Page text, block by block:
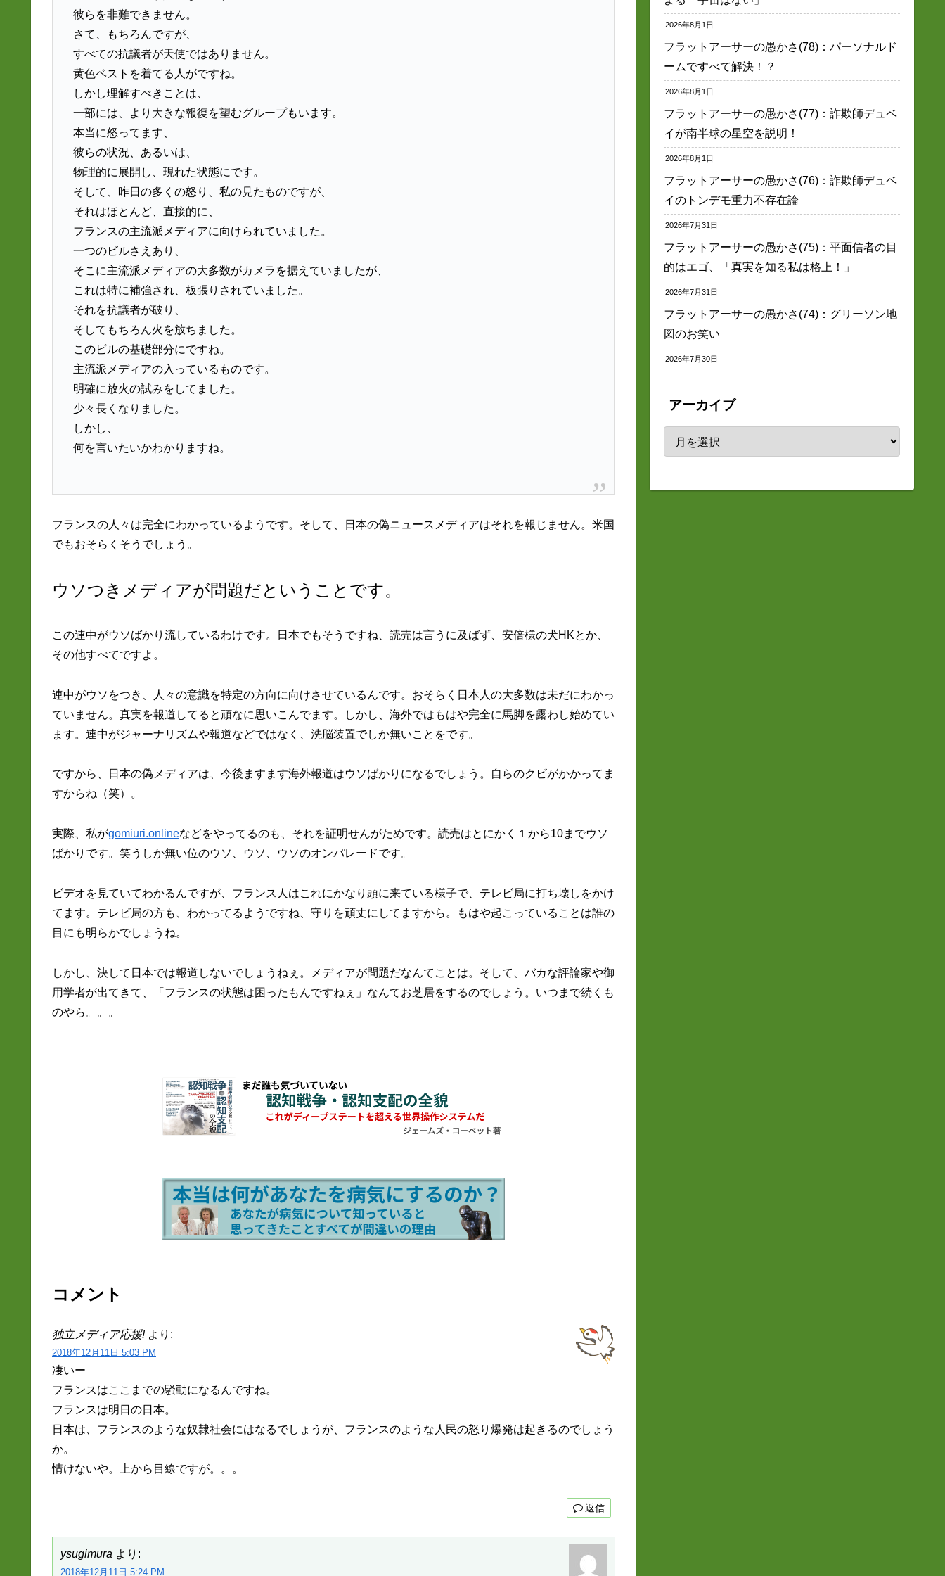
彼らを非難できません。
さて、もちろんですが、
すべての抗議者が天使ではありません。
黄色ベストを着てる人がですね。
しかし理解すべきことは、
一部には、より大きな報復を望むグループもいます。
本当に怒ってます、
彼らの状況、あるいは、
物理的に展開し、現れた状態にです。
そして、昨日の多くの怒り、私の見たものですが、
それはほとんど、直接的に、
フランスの主流派メディアに向けられていました。
一つのビルさえあり、
そこに主流派メディアの大多数がカメラを据えていましたが、
これは特に補強され、板張りされていました。
それを抗議者が破り、
そしてもちろん火を放ちました。
このビルの基礎部分にですね。
主流派メディアの入っているものです。
明確に放火の試みをしてました。
少々長くなりました。
しかし、
何を言いたいかわかりますね。
フランスの人々は完全にわかっているようです。そして、日本の偽ニュースメディアはそれを報じません。米国
でもおそらくそうでしょう。
ウソつきメディアが問題だということです。
この連中がウソばかり流しているわけです。日本でもそうですね、読売は言うに及ばず、安倍様の犬HKとか、
その他すべてですよ。
連中がウソをつき、人々の意識を特定の方向に向けさせているんです。おそらく日本人の大多数は未だにわかっ
ていません。真実を報道してると頑なに思いこんでます。しかし、海外ではもはや完全に馬脚を露わし始めてい
ます。連中がジャーナリズムや報道などではなく、洗脳装置でしか無いことをです。
ですから、日本の偽メディアは、今後ますます海外報道はウソばかりになるでしょう。自らのクビがかかってま
すからね（笑）。
実際、私がgomiuri.onlineなどをやってるのも、それを証明せんがためです。読売はとにかく１から10までウソ
ばかりです。笑うしか無い位のウソ、ウソ、ウソのオンパレードです。
ビデオを見ていてわかるんですが、フランス人はこれにかなり頭に来ている様子で、テレビ局に打ち壊しをかけ
てます。テレビ局の方も、わかってるようですね、守りを頑丈にしてますから。もはや起こっていることは誰の
目にも明らかでしょうね。
しかし、決して日本では報道しないでしょうねぇ。メディアが問題だなんてことは。そして、バカな評論家や御
用学者が出てきて、「フランスの状態は困ったもんですねぇ」なんてお芝居をするのでしょう。いつまで続くも
のやら。。。
コメント
独立メディア応援! より:
2018年12月11日 5:03 PM
凄いー
フランスはここまでの騒動になるんですね。
フランスは明日の日本。
日本は、フランスのような奴隷社会にはなるでしょうが、フランスのような人民の怒り爆発は起きるのでしょう
か。
情けないや。上から目線ですが。。。
返信
ysugimura より:
2018年12月11日 5:24 PM
2026年8月1日
フラットアーサーの愚かさ(78)：パーソナルド
ームですべて解決！？
2026年8月1日
フラットアーサーの愚かさ(77)：詐欺師デュベ
イが南半球の星空を説明！
2026年8月1日
フラットアーサーの愚かさ(76)：詐欺師デュベ
イのトンデモ重力不存在論
2026年7月31日
フラットアーサーの愚かさ(75)：平面信者の目
的はエゴ、「真実を知る私は格上！」
2026年7月31日
フラットアーサーの愚かさ(74)：グリーソン地
図のお笑い
2026年7月30日
アーカイブ